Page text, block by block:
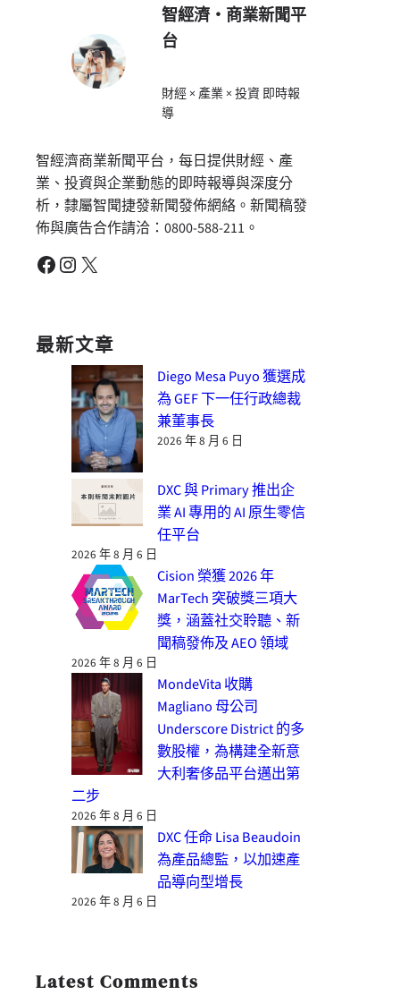
智經濟・商業新聞平
台
財經 × 產業 × 投資 即時報
導
智經濟商業新聞平台，每日提供財經、產
業、投資與企業動態的即時報導與深度分
析，隸屬智聞捷發新聞發佈網絡。新聞稿發
佈與廣告合作請洽：0800-588-211。
Facebook Instagram X
最新文章
Diego Mesa Puyo 獲選成
為 GEF 下一任行政總裁
兼董事長
2026 年 8 月 6 日
DXC 與 Primary 推出企
業 AI 專用的 AI 原生零信
任平台
2026 年 8 月 6 日
Cision 榮獲 2026 年
MarTech 突破獎三項大
獎，涵蓋社交聆聽、新
聞稿發佈及 AEO 領域
2026 年 8 月 6 日
MondeVita 收購
Magliano 母公司
Underscore District 的多
數股權，為構建全新意
大利奢侈品平台邁出第
二步
2026 年 8 月 6 日
DXC 任命 Lisa Beaudoin
為產品總監，以加速產
品導向型增長
2026 年 8 月 6 日
Latest Comments